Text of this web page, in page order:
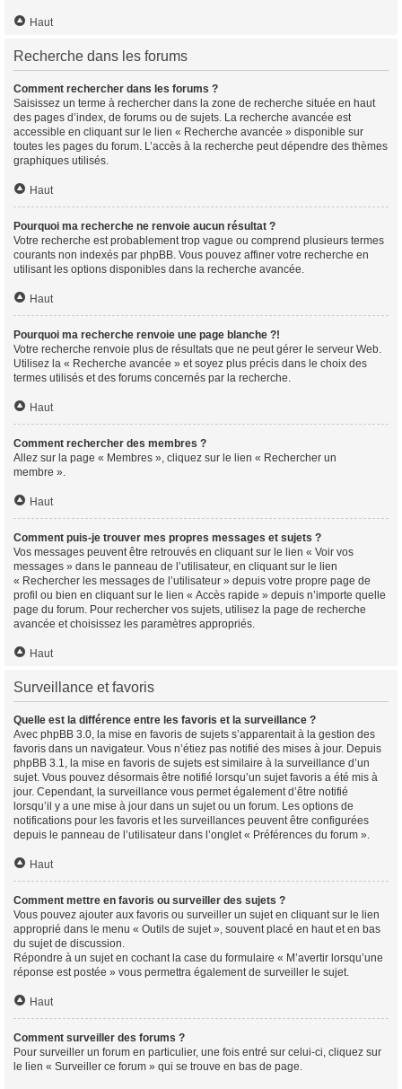
Haut
Recherche dans les forums
Comment rechercher dans les forums ?
Saisissez un terme à rechercher dans la zone de recherche située en haut
des pages d’index, de forums ou de sujets. La recherche avancée est
accessible en cliquant sur le lien « Recherche avancée » disponible sur
toutes les pages du forum. L’accès à la recherche peut dépendre des thèmes
graphiques utilisés.
Haut
Pourquoi ma recherche ne renvoie aucun résultat ?
Votre recherche est probablement trop vague ou comprend plusieurs termes
courants non indexés par phpBB. Vous pouvez affiner votre recherche en
utilisant les options disponibles dans la recherche avancée.
Haut
Pourquoi ma recherche renvoie une page blanche ?!
Votre recherche renvoie plus de résultats que ne peut gérer le serveur Web.
Utilisez la « Recherche avancée » et soyez plus précis dans le choix des
termes utilisés et des forums concernés par la recherche.
Haut
Comment rechercher des membres ?
Allez sur la page « Membres », cliquez sur le lien « Rechercher un
membre ».
Haut
Comment puis-je trouver mes propres messages et sujets ?
Vos messages peuvent être retrouvés en cliquant sur le lien « Voir vos
messages » dans le panneau de l’utilisateur, en cliquant sur le lien
« Rechercher les messages de l’utilisateur » depuis votre propre page de
profil ou bien en cliquant sur le lien « Accès rapide » depuis n’importe quelle
page du forum. Pour rechercher vos sujets, utilisez la page de recherche
avancée et choisissez les paramètres appropriés.
Haut
Surveillance et favoris
Quelle est la différence entre les favoris et la surveillance ?
Avec phpBB 3.0, la mise en favoris de sujets s’apparentait à la gestion des
favoris dans un navigateur. Vous n’étiez pas notifié des mises à jour. Depuis
phpBB 3.1, la mise en favoris de sujets est similaire à la surveillance d’un
sujet. Vous pouvez désormais être notifié lorsqu’un sujet favoris a été mis à
jour. Cependant, la surveillance vous permet également d’être notifié
lorsqu’il y a une mise à jour dans un sujet ou un forum. Les options de
notifications pour les favoris et les surveillances peuvent être configurées
depuis le panneau de l’utilisateur dans l’onglet « Préférences du forum ».
Haut
Comment mettre en favoris ou surveiller des sujets ?
Vous pouvez ajouter aux favoris ou surveiller un sujet en cliquant sur le lien
approprié dans le menu « Outils de sujet », souvent placé en haut et en bas
du sujet de discussion.
Répondre à un sujet en cochant la case du formulaire « M’avertir lorsqu’une
réponse est postée » vous permettra également de surveiller le sujet.
Haut
Comment surveiller des forums ?
Pour surveiller un forum en particulier, une fois entré sur celui-ci, cliquez sur
le lien « Surveiller ce forum » qui se trouve en bas de page.